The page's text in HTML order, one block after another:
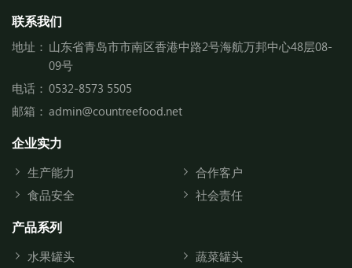
联系我们
地址： 山东省青岛市市南区香港中路2号海航万邦中心48层08-
09号
电话： 0532-8573 5505
邮箱： admin@countreefood.net
企业实力
生产能力
合作客户
食品安全
社会责任
产品系列
水果罐头
蔬菜罐头